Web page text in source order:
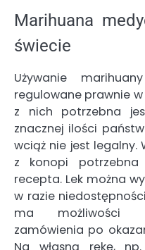
Marihuana
świecie
Używanie
regulowane prawnie
z nich potrzebna
znacznej ilości
wciąż nie jest legalny.
z konopi
recepta. Lek można
w razie
ma możliwości
zamówienia po
Na własną rękę,